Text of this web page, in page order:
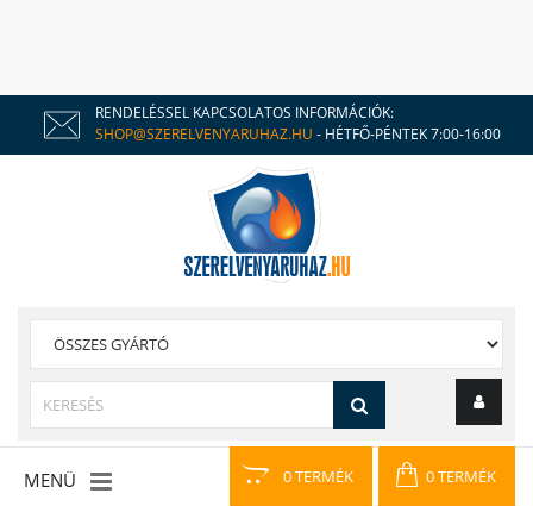
RENDELÉSSEL KAPCSOLATOS INFORMÁCIÓK:
SHOP@SZERELVENYARUHAZ.HU - HÉTFŐ-PÉNTEK 7:00-16:00
0 TERMÉK 0 TERMÉK
MENÜ